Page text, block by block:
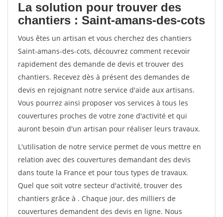
La solution pour trouver des
chantiers : Saint-amans-des-cots
Vous êtes un artisan et vous cherchez des chantiers
Saint-amans-des-cots, découvrez comment recevoir
rapidement des demande de devis et trouver des
chantiers. Recevez dès à présent des demandes de
devis en rejoignant notre service d'aide aux artisans.
Vous pourrez ainsi proposer vos services à tous les
couvertures proches de votre zone d'activité et qui
auront besoin d'un artisan pour réaliser leurs travaux.
L'utilisation de notre service permet de vous mettre en
relation avec des couvertures demandant des devis
dans toute la France et pour tous types de travaux.
Quel que soit votre secteur d'activité, trouver des
chantiers grâce à . Chaque jour, des milliers de
couvertures demandent des devis en ligne. Nous